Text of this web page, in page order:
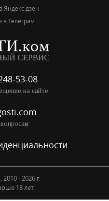
Яндекс дзен
Телеграм
53-08
на сайте
- 2026 г.
18 лет.